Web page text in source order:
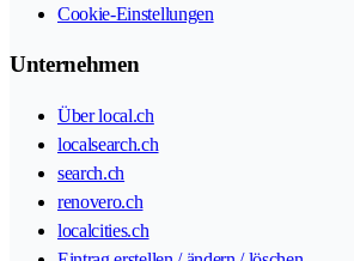
Cookie-Einstellungen
Unternehmen
Über local.ch
localsearch.ch
search.ch
renovero.ch
localcities.ch